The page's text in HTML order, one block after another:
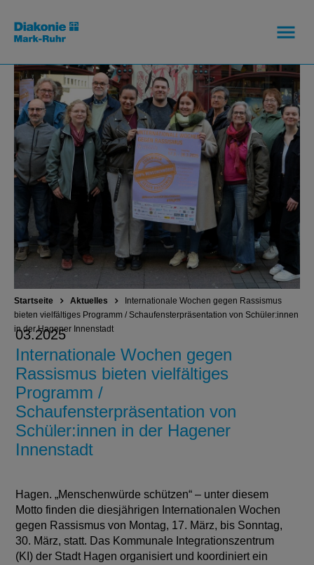
Startseite Aktuelles
Internationale Wochen gegen Rassismus
bieten vielfältiges Programm / Schaufensterpräsentation von Schüler:innen
in der Hagener Innenstadt
03.2025
Internationale Wochen gegen
Rassismus bieten vielfältiges
Programm /
Schaufensterpräsentation von
Schüler:innen in der Hagener
Innenstadt
Hagen. „Menschenwürde schützen“ – unter diesem
Motto finden die diesjährigen Internationalen Wochen
gegen Rassismus von Montag, 17. März, bis Sonntag,
30. März, statt. Das Kommunale Integrationszentrum
(KI) der Stadt Hagen organisiert und koordiniert ein